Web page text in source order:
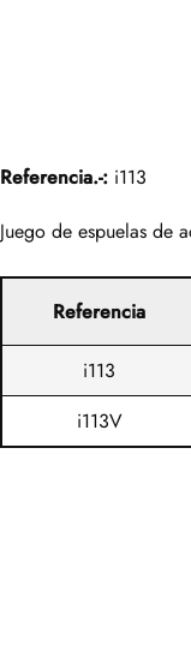
Referencia.-: i113
Juego de espuelas de
Referencia
i113
i113V